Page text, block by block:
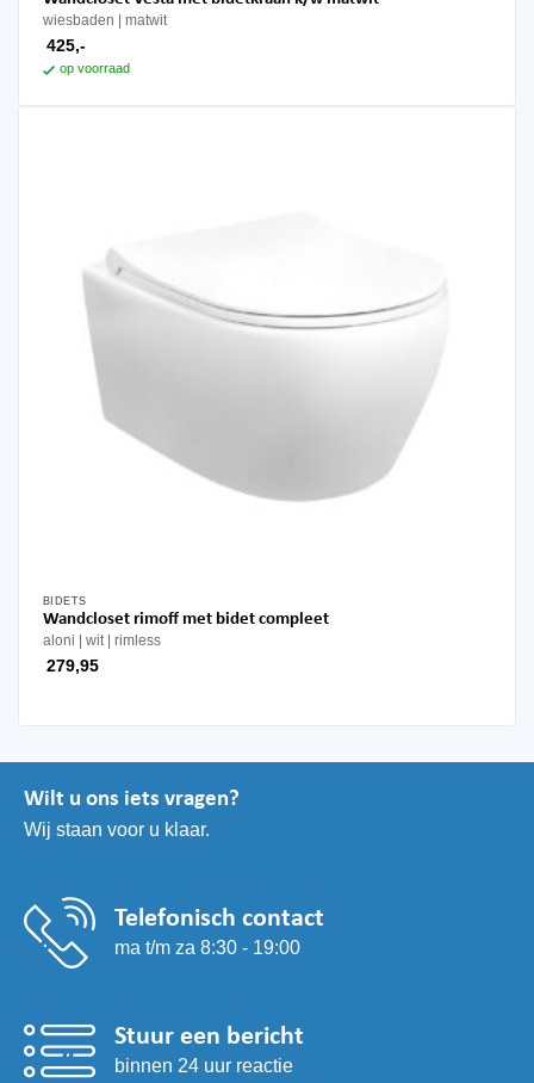
wiesbaden matwit
425,-
op voorraad
BIDETS
Wandcloset rimoff met bidet compleet
aloni wit rimless
279,95
Wilt u ons iets vragen?
Wij staan voor u klaar.
Telefonisch contact
ma t/m za 8:30 - 19:00
Stuur een bericht
binnen 24 uur reactie